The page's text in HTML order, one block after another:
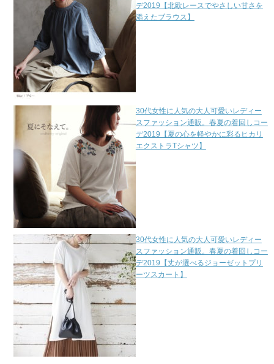
デ2019【北欧レースでやさしい甘さを
添えたブラウス】
30代女性に人気の大人可愛いレディー
スファッション通販。春夏の着回しコー
デ2019【夏の心を軽やかに彩るヒカリ
エクストラTシャツ】
30代女性に人気の大人可愛いレディー
スファッション通販。春夏の着回しコー
デ2019【丈が選べるジョーゼットプリ
ーツスカート】